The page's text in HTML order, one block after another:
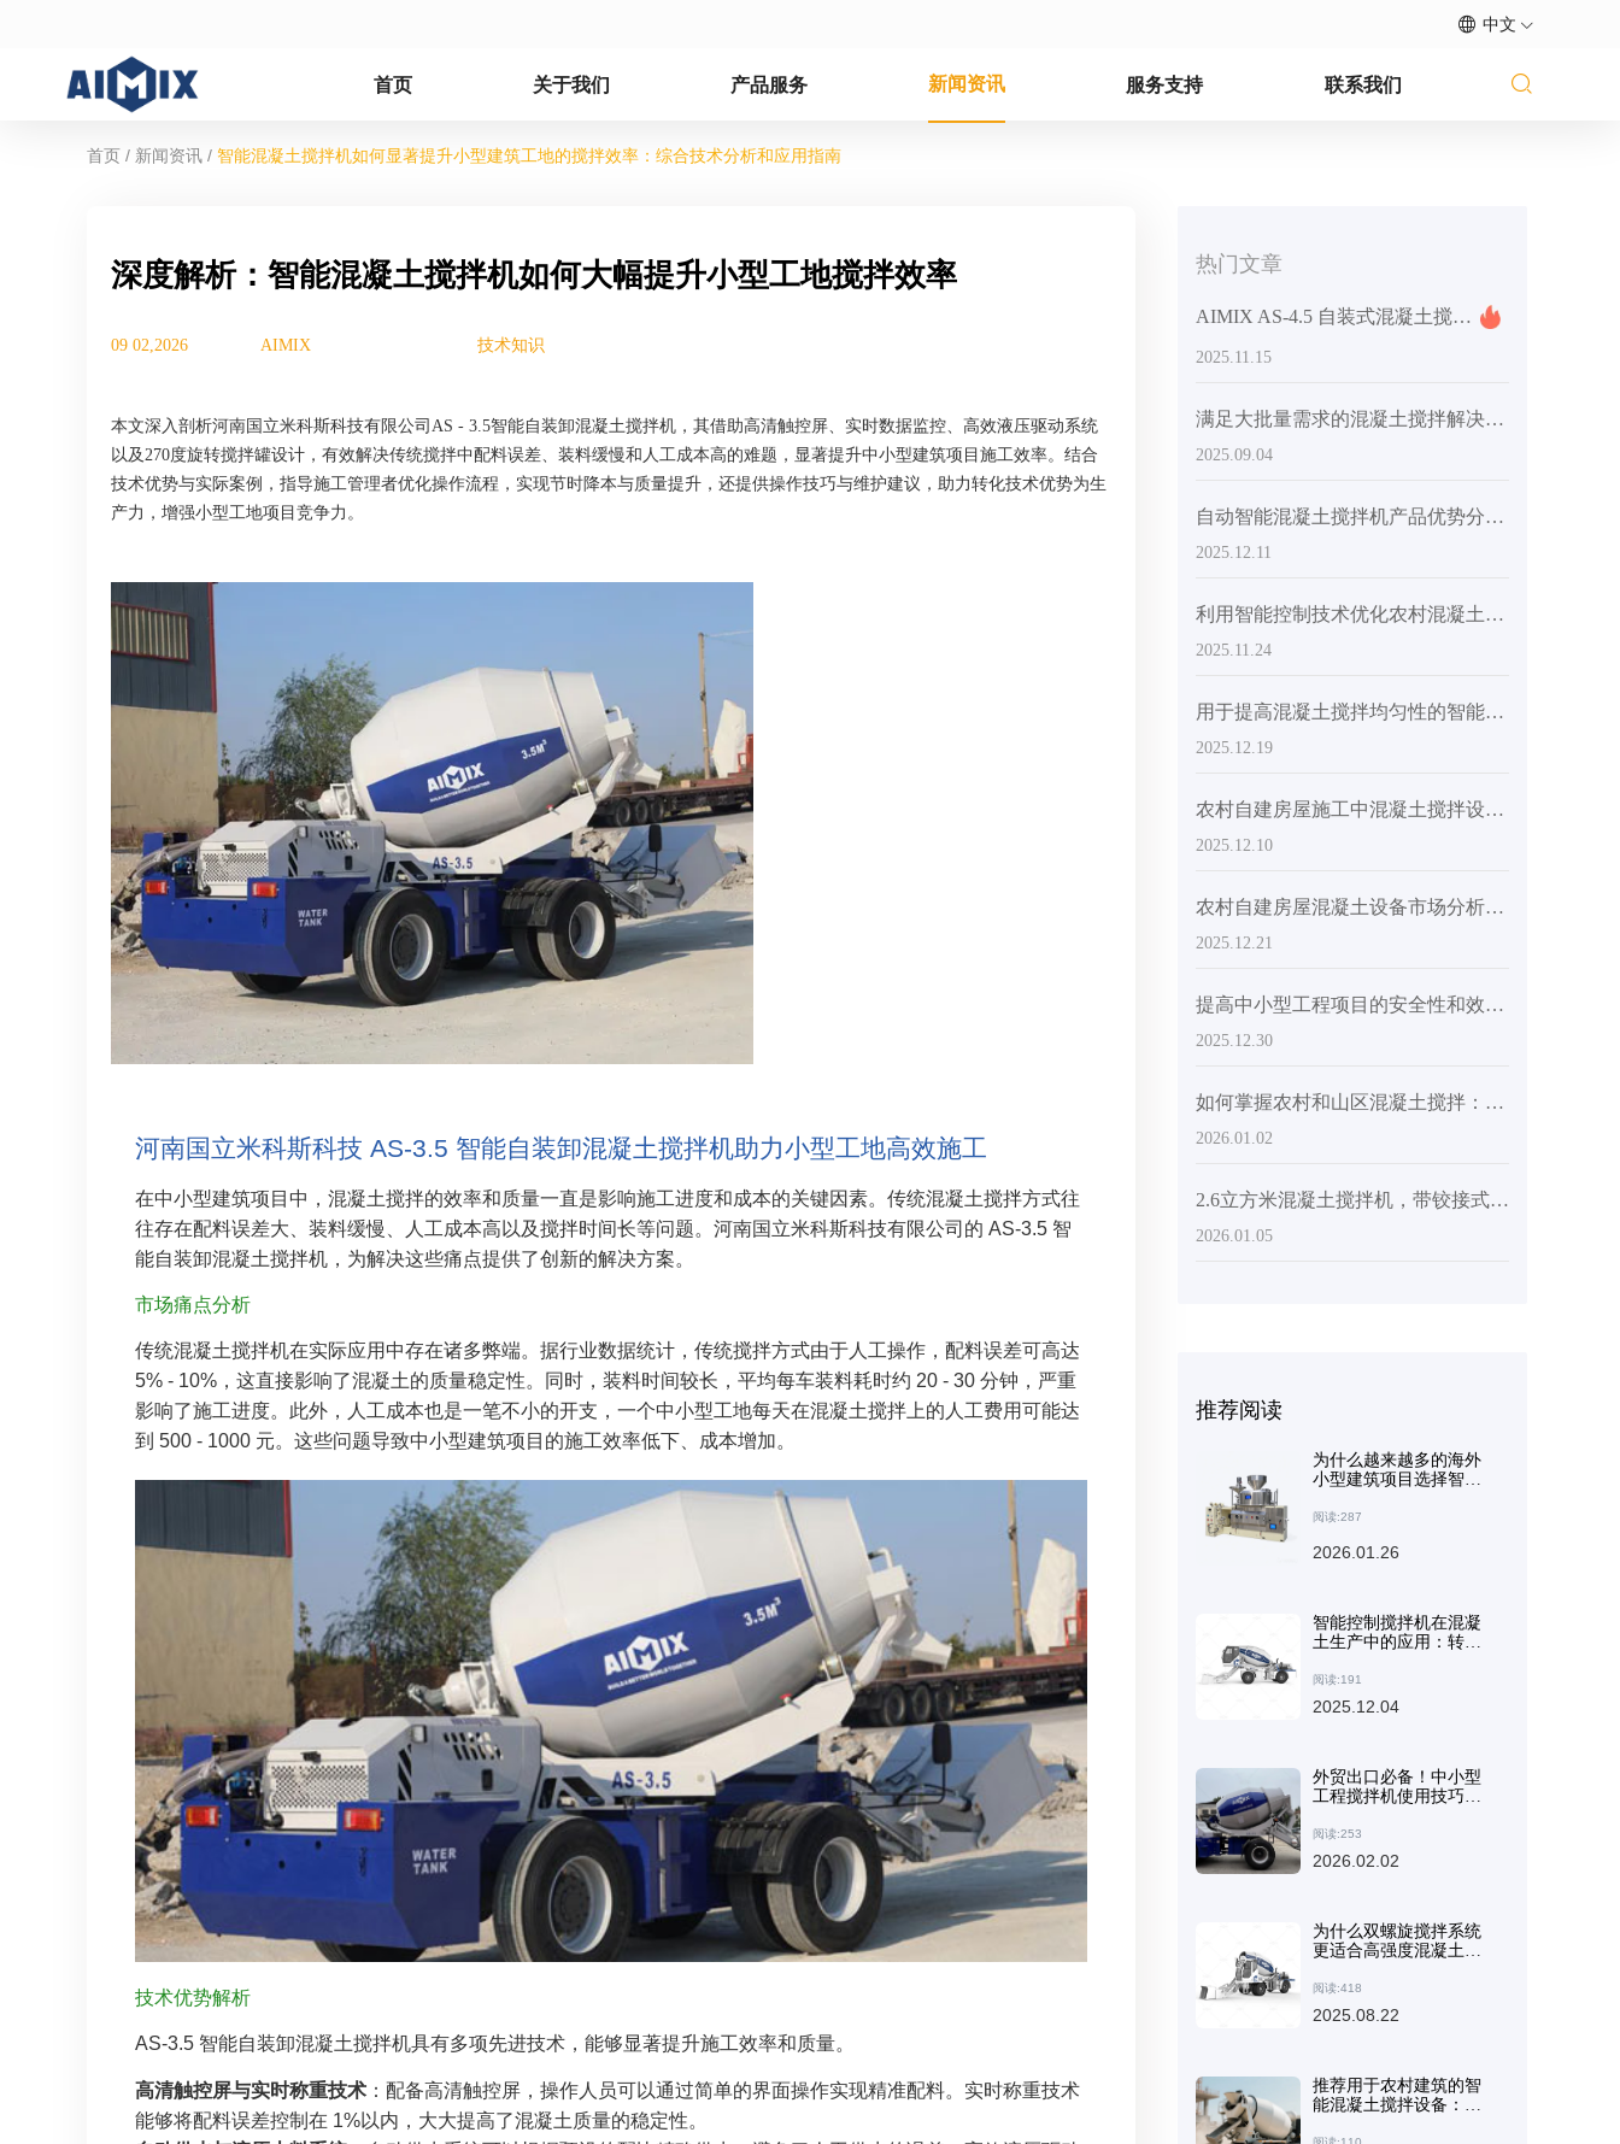
中文
首页 关于我们 产品服务 新闻资讯 服务支持 联系我们
首页 / 新闻资讯 / 智能混凝土搅拌机如何显著提升小型建筑工地的搅拌效率：综合技术分析和应用指南
深度解析：智能混凝土搅拌机如何大幅提升小型工地搅拌效率
09 02,2026 AIMIX 技术知识
本文深入剖析河南国立米科斯科技有限公司AS - 3.5智能自装卸混凝土搅拌机，其借助高清触控屏、实时数据监控、高效液压驱动系统
以及270度旋转搅拌罐设计，有效解决传统搅拌中配料误差、装料缓慢和人工成本高的难题，显著提升中小型建筑项目施工效率。结合
技术优势与实际案例，指导施工管理者优化操作流程，实现节时降本与质量提升，还提供操作技巧与维护建议，助力转化技术优势为生
产力，增强小型工地项目竞争力。
河南国立米科斯科技 AS-3.5 智能自装卸混凝土搅拌机助力小型工地高效施工
在中小型建筑项目中，混凝土搅拌的效率和质量一直是影响施工进度和成本的关键因素。传统混凝土搅拌方式往
往存在配料误差大、装料缓慢、人工成本高以及搅拌时间长等问题。河南国立米科斯科技有限公司的 AS-3.5 智
能自装卸混凝土搅拌机，为解决这些痛点提供了创新的解决方案。
市场痛点分析
传统混凝土搅拌机在实际应用中存在诸多弊端。据行业数据统计，传统搅拌方式由于人工操作，配料误差可高达
5% - 10%，这直接影响了混凝土的质量稳定性。同时，装料时间较长，平均每车装料耗时约 20 - 30 分钟，严重
影响了施工进度。此外，人工成本也是一笔不小的开支，一个中小型工地每天在混凝土搅拌上的人工费用可能达
到 500 - 1000 元。这些问题导致中小型建筑项目的施工效率低下、成本增加。
技术优势解析
AS-3.5 智能自装卸混凝土搅拌机具有多项先进技术，能够显著提升施工效率和质量。
高清触控屏与实时称重技术 ：配备高清触控屏，操作人员可以通过简单的界面操作实现精准配料。实时称重技术
能够将配料误差控制在 1%以内，大大提高了混凝土质量的稳定性。
热门文章
AIMIX AS-4.5 自装式混凝土搅拌车：中型建筑和道路项目的成功案例
2025.11.15
满足大批量需求的混凝土搅拌解决方案：大中型项目设备推荐
2025.09.04
自动智能混凝土搅拌机产品优势分析：提高混凝土均匀性和施工效率的理想选择
2025.12.11
利用智能控制技术优化农村混凝土搅拌：提高均匀性和减少误差的实践经验
2025.11.24
用于提高混凝土搅拌均匀性的智能控制系统的技术共享
2025.12.19
农村自建房屋施工中混凝土搅拌设备的故障排除和维护技术
2025.12.10
农村自建房屋混凝土设备市场分析：平衡效率与成本
2025.12.21
提高中小型工程项目的安全性和效率：利用旋转搅拌筒进行精确混凝土浇筑
2025.12.30
如何掌握农村和山区混凝土搅拌：使用 AS-2.6 2.6m³ 滚筒搅拌机的精准给料和防滑技术
2026.01.02
2.6立方米混凝土搅拌机，带铰接式机架和270°旋转滚筒：是山区和乡村施工的理想之选
2026.01.05
推荐阅读
为什么越来越多的海外
小型建筑项目选择智能
阅读:287
2026.01.26
智能控制搅拌机在混凝
土生产中的应用：转速
的实际分析
阅读:191
2025.12.04
外贸出口必备！中小型
工程搅拌机使用技巧及
下载）
阅读:253
2026.02.02
为什么双螺旋搅拌系统
更适合高强度混凝土搅
阅读:418
2025.08.22
推荐用于农村建筑的智
能混凝土搅拌设备：提